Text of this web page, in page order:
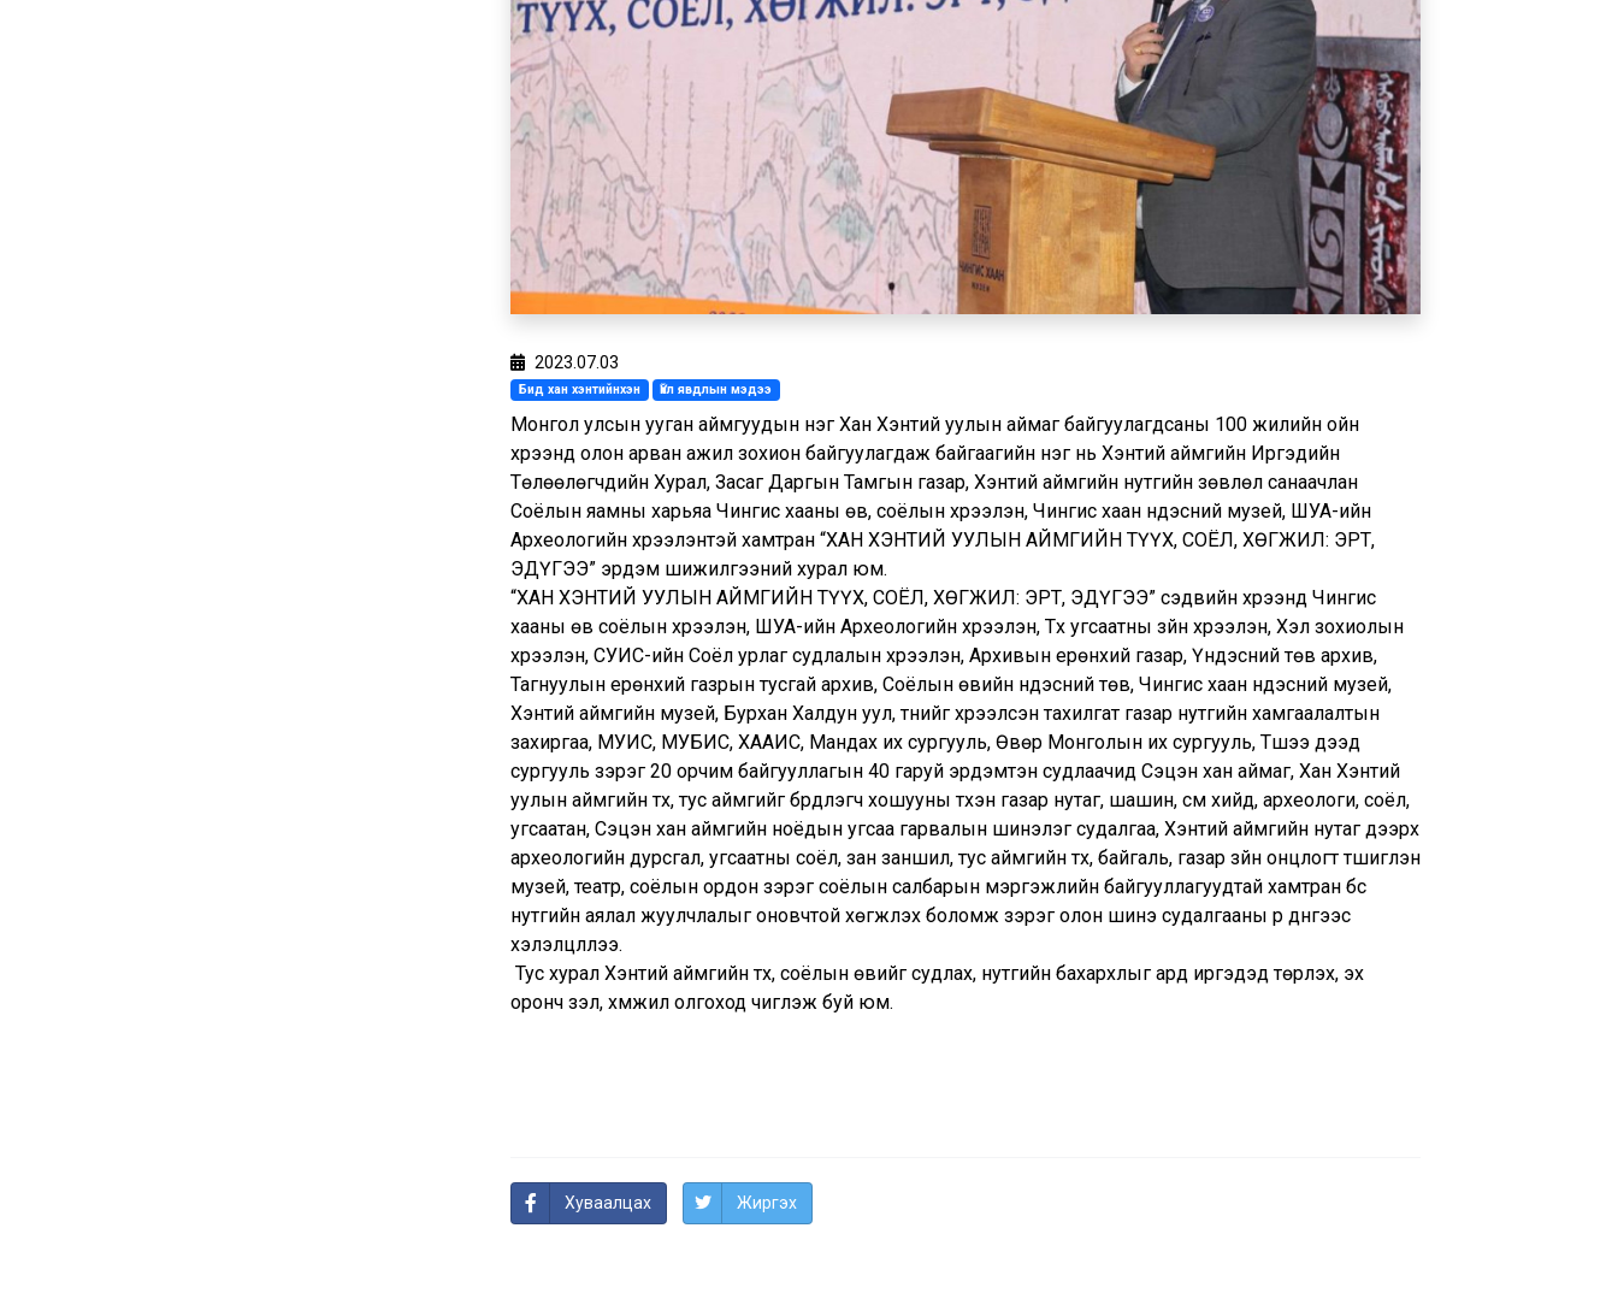
2023.07.03
Бид хан хэнтийнхэн Үйл явдлын мэдээ
​Монгол улсын ууган аймгуудын нэг Хан Хэнтий уулын аймаг байгуулагдсаны 100 жилийн ойн
хүрээнд олон арван ажил зохион байгуулагдаж байгаагийн нэг нь Хэнтий аймгийн Иргэдийн
Төлөөлөгчдийн Хурал, Засаг Даргын Тамгын газар, Хэнтий аймгийн нутгийн зөвлөл санаачлан
Соёлын яамны харьяа Чингис хааны өв, соёлын хүрээлэн, Чингис хаан үндэсний музей, ШУА-ийн
Археологийн хүрээлэнтэй хамтран “ХАН ХЭНТИЙ УУЛЫН АЙМГИЙН ТҮҮХ, СОЁЛ, ХӨГЖИЛ: ЭРТ,
ЭДҮГЭЭ” эрдэм шижилгээний хурал юм.
​“ХАН ХЭНТИЙ УУЛЫН АЙМГИЙН ТҮҮХ, СОЁЛ, ХӨГЖИЛ: ЭРТ, ЭДҮГЭЭ” сэдвийн хүрээнд Чингис
хааны өв соёлын хүрээлэн, ШУА-ийн Археологийн хүрээлэн, Түүх угсаатны зүйн хүрээлэн, Хэл зохиолын
хүрээлэн, СУИС-ийн Соёл урлаг судлалын хүрээлэн, Архивын ерөнхий газар, Үндэсний төв архив,
Тагнуулын ерөнхий газрын тусгай архив, Соёлын өвийн үндэсний төв, Чингис хаан үндэсний музей,
Хэнтий аймгийн музей, Бурхан Халдун уул, түүнийг хүрээлсэн тахилгат газар нутгийн хамгаалалтын
захиргаа, МУИС, МУБИС, ХААИС, Мандах их сургууль, Өвөр Монголын их сургууль, Түшээ дээд
сургууль зэрэг 20 орчим байгууллагын 40 гаруй эрдэмтэн судлаачид Сэцэн хан аймаг, Хан Хэнтий
уулын аймгийн түүх, тус аймгийг бүрдүүлэгч хошууны түүхэн газар нутаг, шашин, сүм хийд, археологи, соёл,
угсаатан, Сэцэн хан аймгийн ноёдын угсаа гарвалын шинэлэг судалгаа, Хэнтий аймгийн нутаг дээрх
археологийн дурсгал, угсаатны соёл, зан заншил, тус аймгийн түүх, байгаль, газар зүйн онцлогт түшиглэн
музей, театр, соёлын ордон зэрэг соёлын салбарын мэргэжлийн байгууллагуудтай хамтран бүс
нутгийн аялал жуулчлалыг оновчтой хөгжүүлэх боломж зэрэг олон шинэ судалгааны үр дүнгээс
хэлэлцүүллээ.
​ Тус хурал Хэнтий аймгийн түүх, соёлын өвийг судлах, нутгийн бахархлыг ард иргэдэд төрүүлэх, эх
оронч үзэл, хүмүүжил олгоход чиглэж буй юм.
Хуваалцах Жиргэх